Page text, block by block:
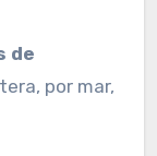
de
por mar,